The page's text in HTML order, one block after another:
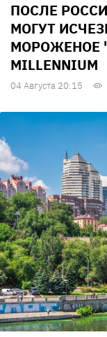
ПОСЛЕ
МОГУТ
МОРОЖЕНОЕ
MILLENNIUM
04 Августа 20:15